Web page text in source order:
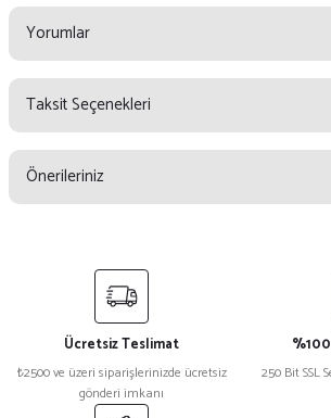
Yorumlar
Yorum Yaz
Taksit Seçenekleri
Önerileriniz
yetersiz gördüğünüz noktaları öneri formunu
Görüş ve önerileriniz için teşekkür ederiz.
Ürün resmi kalitesiz, bozuk veya
Ürün açıklamasında eksik bilgiler bulunuyor.
Ücretsiz Teslimat
₺2500 ve üzeri siparişlerinizde ücretsiz
gönderi imkanı
250 Bit SSL